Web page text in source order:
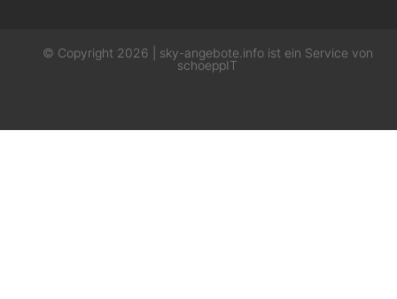
© Copyright 2026 | sky-angebote.info ist ein Service von
schoeppIT